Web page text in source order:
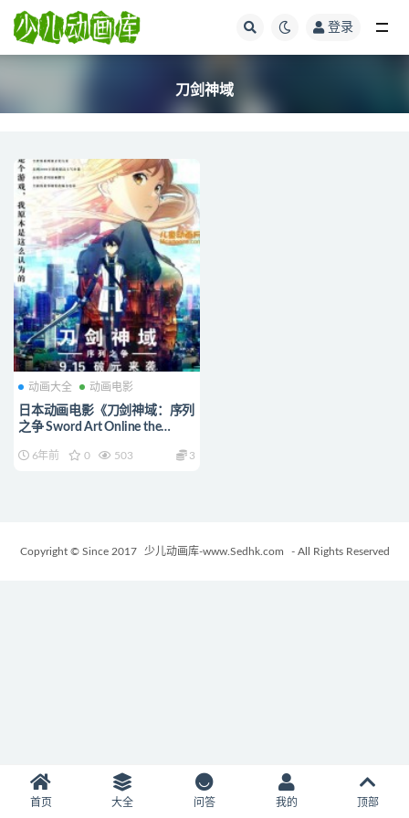
登录
刀剑神域
动画大全 动画电影
日本动画电影《刀剑神域：序列
之争 Sword Art Online the
日双语语中字
6年前 0 503 3
Copyright © Since 2017 少儿动画库-www.Sedhk.com - All Rights Reserved
首页 大全 问答 我的 顶部